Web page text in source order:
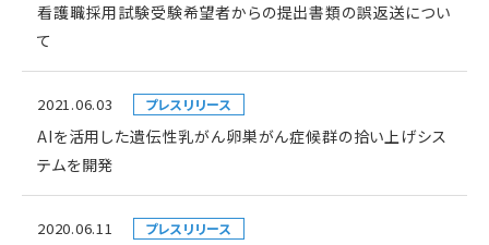
看護職採用試験受験希望者からの提出書類の誤返送につい
て
2021.06.03 プレスリリース
AIを活用した遺伝性乳がん卵巣がん症候群の拾い上げシス
テムを開発
2020.06.11 プレスリリース